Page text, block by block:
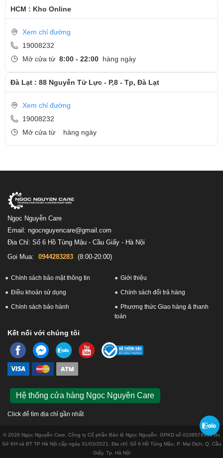
HCM : Kho Online
Xem chỉ đường
19008232
Mở cửa từ 8:00 - 22:00 hàng ngày
Đà Lạt : 88 Nguyễn Tử Lực - P,8 - Tp, Đà Lạt
Xem chỉ đường
19008232
Mở cửa từ
hàng ngày
Ngọc Nguyễn Care
Email: ngocnguyencare@gmail.com
Địa Chỉ: Số 6 Hồ Tùng Mậu - Cầu Giấy - Hà Nội
Gọi Mua:
0944283283 (8:00-20:00)
Chính sách bảo mật thông tin Giới thiệu
Điều khoản sử dụng Chính sách đổi trả hàng
Chính sách bảo hành
Phương thức Giao hàng & thanh
toán
Kết nối với chúng tôi
Hệ thống cửa hàng Ngọc Nguyên Care
Click để tìm địa chỉ gần nhất
© 2026 Ngọc Nguyễn Care. Công ty Cổ phần Bán lẻ Ngọc Nguyễn. GPKD số 0109576433 do
Sở KH và ĐT TP Hà Nội cấp ngày 31/03/2021. Địa chỉ: Số 6 Hồ Tùng Mậu, P. Mai Dịch, Q. Cầu
Giấy, Tp. Hà Nội